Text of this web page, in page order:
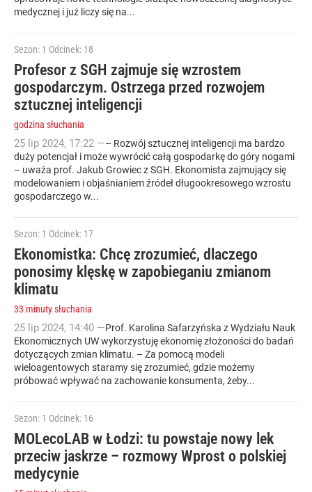
medycznej i już liczy się na...
Sezon: 1 Odcinek: 18
Profesor z SGH zajmuje się wzrostem
gospodarczym. Ostrzega przed rozwojem
sztucznej inteligencji
godzina słuchania
25 lip 2024, 17:22 —– Rozwój sztucznej inteligencji ma bardzo
duży potencjał i może wywrócić całą gospodarkę do góry nogami
– uważa prof. Jakub Growiec z SGH. Ekonomista zajmujący się
modelowaniem i objaśnianiem źródeł długookresowego wzrostu
gospodarczego w...
Sezon: 1 Odcinek: 17
Ekonomistka: Chcę zrozumieć, dlaczego
ponosimy klęskę w zapobieganiu zmianom
klimatu
33 minuty słuchania
25 lip 2024, 14:40 —Prof. Karolina Safarzyńska z Wydziału Nauk
Ekonomicznych UW wykorzystuję ekonomię złożoności do badań
dotyczących zmian klimatu. – Za pomocą modeli
wieloagentowych staramy się zrozumieć, gdzie możemy
próbować wpływać na zachowanie konsumenta, żeby...
Sezon: 1 Odcinek: 16
MOLecoLAB w Łodzi: tu powstaje nowy lek
przeciw jaskrze – rozmowy Wprost o polskiej
medycynie